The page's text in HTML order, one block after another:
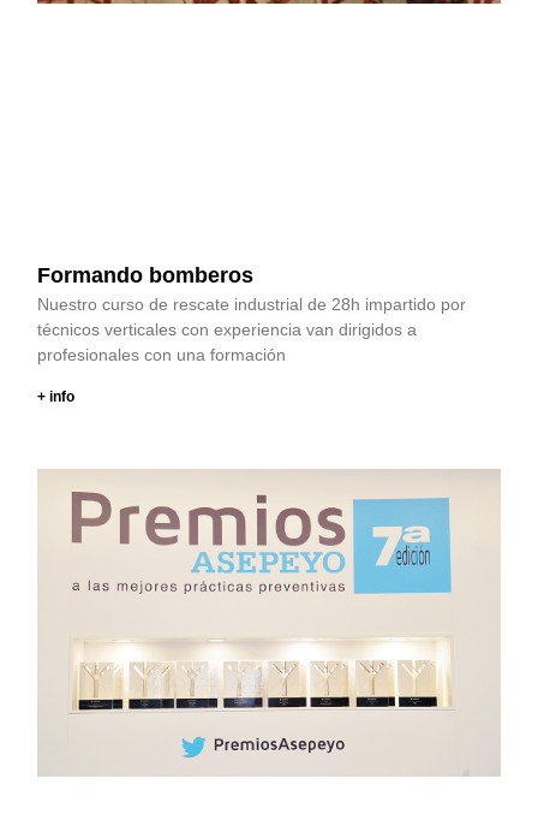
Formando bomberos
Nuestro curso de rescate industrial de 28h impartido por
técnicos verticales con experiencia van dirigidos a
profesionales con una formación
+ info